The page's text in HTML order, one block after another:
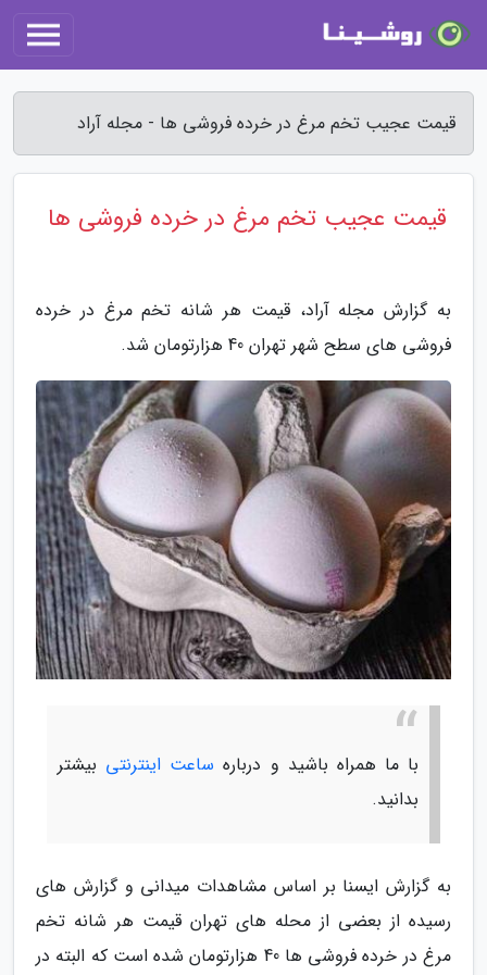
قیمت عجیب تخم مرغ در خرده فروشی ها - مجله آراد
قیمت عجیب تخم مرغ در خرده فروشی ها
به گزارش مجله آراد، قیمت هر شانه تخم مرغ در خرده
فروشی های سطح شهر تهران 40 هزارتومان شد.
با ما همراه باشید و درباره ساعت اینترنتی بیشتر
بدانید.
به گزارش ایسنا بر اساس مشاهدات میدانی و گزارش های
رسیده از بعضی از محله های تهران قیمت هر شانه تخم
مرغ در خرده فروشی ها 40 هزارتومان شده است که البته در